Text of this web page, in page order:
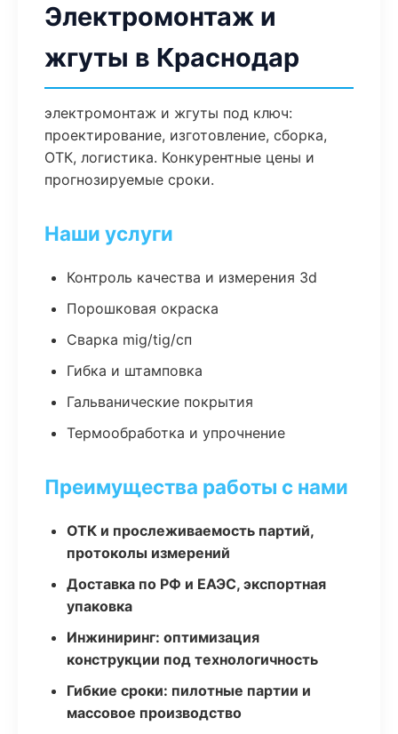
Электромонтаж и
жгуты в Краснодар
электромонтаж и жгуты под ключ:
проектирование, изготовление, сборка,
ОТК, логистика. Конкурентные цены и
прогнозируемые сроки.
Наши услуги
Контроль качества и измерения 3d
Порошковая окраска
Сварка mig/tig/сп
Гибка и штамповка
Гальванические покрытия
Термообработка и упрочнение
Преимущества работы с нами
ОТК и прослеживаемость партий,
протоколы измерений
Доставка по РФ и ЕАЭС, экспортная
упаковка
Инжиниринг: оптимизация
конструкции под технологичность
Гибкие сроки: пилотные партии и
массовое производство